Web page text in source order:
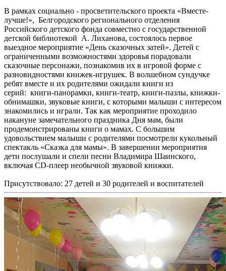
В рамках социально - просветительского проекта «Вместе-
лучше!», Белгородского регионального отделения
Российского детского фонда совместно с государственной
детской библиотекой А. Лиханова, состоялось первое
выездное мероприятие «День сказочных затей». Детей с
ограниченными возможностями здоровья порадовали
сказочные персонажи, познакомив их в игровой форме с
разновидностями книжек-игрушек. В волшебном сундучке
ребят вместе и их родителями ожидали книги из
серий: книги-панорамки, книги-театр, книги-пазлы, книжки-
обнимашки, звуковые книги, с которыми малыши с интересом
знакомились и играли. Так как мероприятие проходило
накануне замечательного праздника Дня мам, были
продемонстрированы книги о мамах. С большим
удовольствием малыши с родителями посмотрели кукольный
спектакль «Сказка для мамы». В завершении мероприятия
дети послушали и спели песни Владимира Шаинского,
включая CD-плеер необычной звуковой книжки.
Присутствовало: 27 детей и 30 родителей и воспитателей